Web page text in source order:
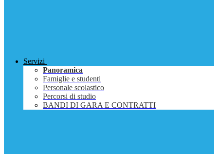
Servizi
Panoramica
Famiglie e studenti
Personale scolastico
Percorsi di studio
BANDI DI GARA E CONTRATTI